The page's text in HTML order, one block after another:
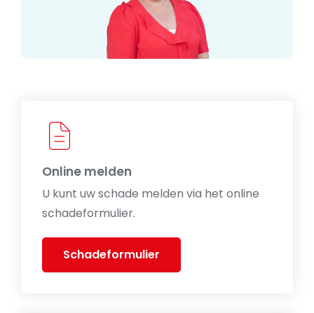
Online melden
U kunt uw schade melden via het online
schadeformulier.
Schadeformulier